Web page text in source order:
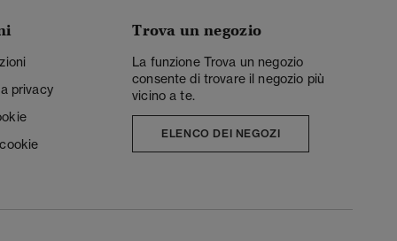
privacy
Trova un negozio
La funzione Trova un negozio
consente di trovare il negozio più
vicino a te.
ELENCO DEI NEGOZI